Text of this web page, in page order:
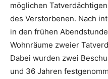
möglichen
des Verstorbenen. Nach
in den frühen
Wohnräume zweier
Dabei wurden zwei
und 36 Jahren